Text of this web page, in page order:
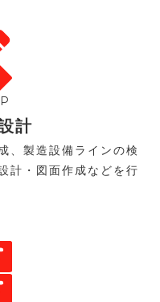
計
、製造設備ラインの検
計・図面作成などを行